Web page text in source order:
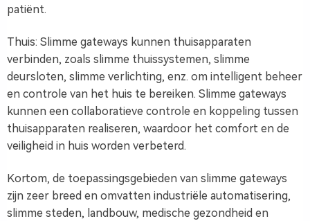
patiënt.
Thuis: Slimme gateways kunnen thuisapparaten
verbinden, zoals slimme thuissystemen, slimme
deursloten, slimme verlichting, enz. om intelligent beheer
en controle van het huis te bereiken. Slimme gateways
kunnen een collaboratieve controle en koppeling tussen
thuisapparaten realiseren, waardoor het comfort en de
veiligheid in huis worden verbeterd.
Kortom, de toepassingsgebieden van slimme gateways
zijn zeer breed en omvatten industriële automatisering,
slimme steden, landbouw, medische gezondheid en